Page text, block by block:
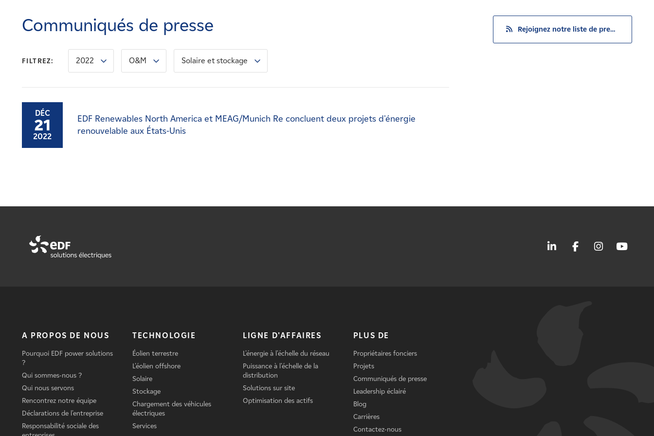
Nouvelles
Contactez-nous
Communiqués de presse
FILTREZ: 2022 O&M Solaire et stockage
DÉC
21
2022
EDF Renewables North America et MEAG/Munich Re concluent deux projets d'énergie
renouvelable aux États-Unis
Rejoignez notre liste de presse
A PROPOS DE NOUS
Pourquoi EDF power solutions
?
Qui sommes-nous ?
Qui nous servons
Rencontrez notre équipe
Déclarations de l'entreprise
Responsabilité sociale des
TECHNOLOGIE
Éolien terrestre
L'éolien offshore
Solaire
Stockage
Chargement des véhicules
électriques
Services
LIGNE D'AFFAIRES
L'énergie à l'échelle du réseau
Puissance à l'échelle de la
distribution
Solutions sur site
Optimisation des actifs
PLUS DE
Propriétaires fonciers
Projets
Communiqués de presse
Leadership éclairé
Blog
Carrières
Contactez-nous